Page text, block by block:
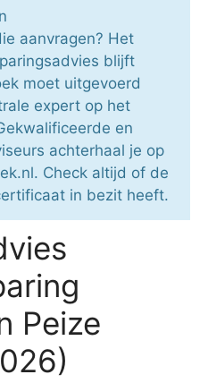
aanvragen? Het
blijft
moet uitgevoerd
expert op het
en
achterhaal je op
Check altijd of de
in bezit heeft.
Peize